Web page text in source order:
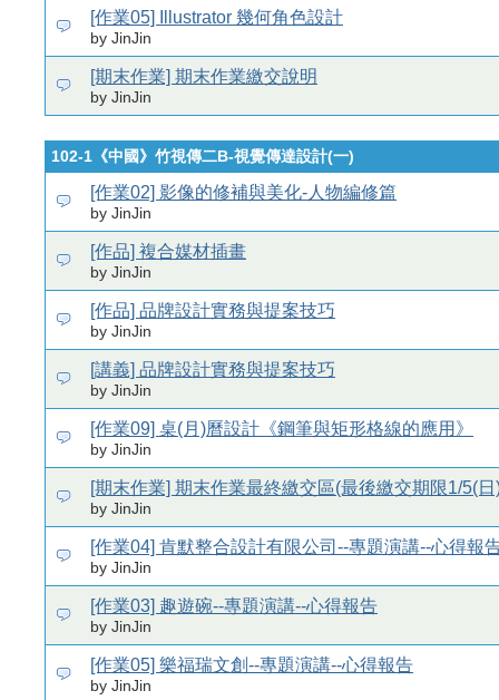
[作業05] Illustrator 幾何角色設計
by JinJin
[期末作業] 期末作業繳交說明
by JinJin
102-1《中國》竹視傳二B-視覺傳達設計(一)
[作業02] 影像的修補與美化-人物編修篇
by JinJin
[作品] 複合媒材插畫
by JinJin
[作品] 品牌設計實務與提案技巧
by JinJin
[講義] 品牌設計實務與提案技巧
by JinJin
[作業09] 桌(月)曆設計《鋼筆與矩形格線的應用》
by JinJin
[期末作業] 期末作業最終繳交區(最後繳交期限1/5(日
by JinJin
[作業04] 肯默整合設計有限公司--專題演講--心得報
by JinJin
[作業03] 趣遊碗--專題演講--心得報告
by JinJin
[作業05] 樂福瑞文創--專題演講--心得報告
by JinJin